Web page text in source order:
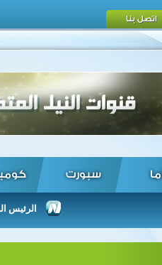
اتصل بنا
سبورت
الرئيس السيسي